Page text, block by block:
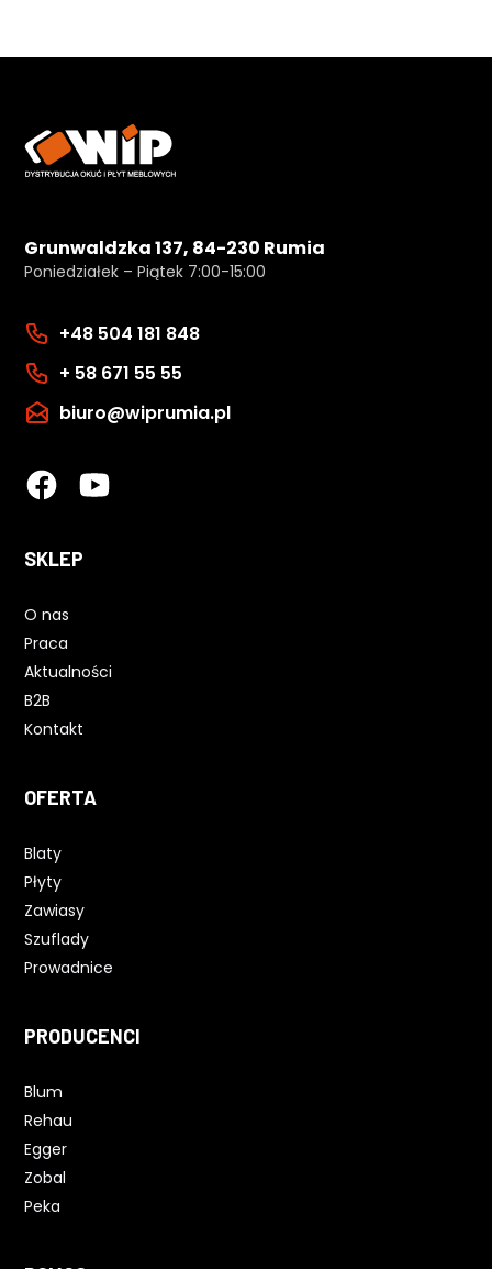
Grunwaldzka 137, 84-230 Rumia
Poniedziałek – Piątek 7:00-15:00
+48 504 181 848
+ 58 671 55 55
biuro@wiprumia.pl
SKLEP
O nas
Praca
Aktualności
B2B
Kontakt
OFERTA
Blaty
Płyty
Zawiasy
Szuflady
Prowadnice
PRODUCENCI
Blum
Rehau
Egger
Zobal
Peka